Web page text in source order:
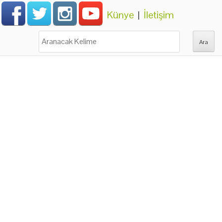
Künye | İletişim